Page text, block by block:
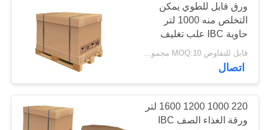
حاويات ورق اي بي
سي
18
ورق قابل للطوي يمكن
التخلص منه 1000 لتر
حاوية IBC علب تغليف
طعام مرنة
اتصال
220 1000 1200 1600 لتر
ورقة الغذاء الصف IBC